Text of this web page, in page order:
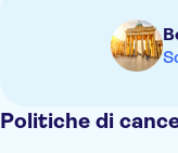
Politiche di